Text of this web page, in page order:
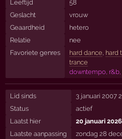
Leeftijd
58
Geslacht
vrouw
Geaardheid
hetero
Relatie
nee
Favoriete genres
hard dance hard
trance
downtempo, r&b,
Lid sinds
3 januari 2007
Status
actief
Laatst hier
20 januari 2026
Laatste aanpassing
zondag 28